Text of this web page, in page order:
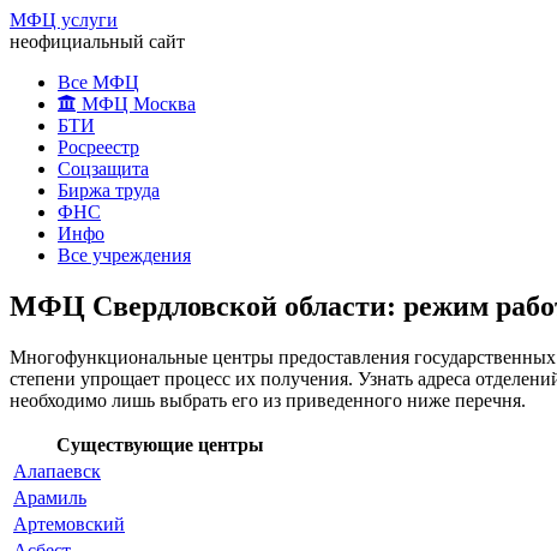
МФЦ услуги
неофициальный сайт
Все МФЦ
МФЦ Москва
БТИ
Росреестр
Соцзащита
Биржа труда
ФНС
Инфо
Все учреждения
МФЦ Свердловской области: режим
Многофункциональные центры предоставления
степени упрощает процесс их получения. Узнать адреса
необходимо лишь выбрать его из приведенного ниже перечня.
Существующие центры
Алапаевск
Арамиль
Артемовский